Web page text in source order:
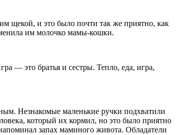
щекой, и это было почти так же приятно, как
им молочко мамы-кошки.
— это братья и сестры. Тепло, еда, игра,
Незнакомые маленькие ручки подхватили
который их кормил, но это было приятно
запах маминого живота. Обладатели